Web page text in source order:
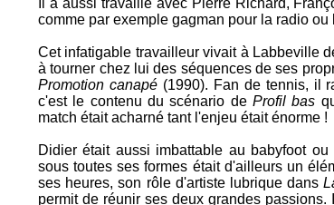
Il a aussi travaillé avec Pierre Richard,
comme par exemple gagman pour la radio ou
Cet infatigable travailleur vivait à Labbeville
à tourner chez lui des séquences de ses
Promotion canapé(1990). Fan de tennis, il
c'est le contenu du scénario deProfil bas
match était acharné tant l'enjeu était énorme !
Didier était aussi imbattable au babyfoot
sous toutes ses formes était d'ailleurs un
ses heures, son rôle d'artiste lubrique dans
permit de réunir ses deux grandes